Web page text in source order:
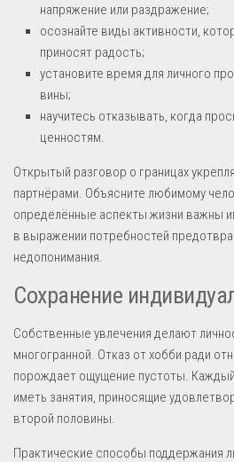
напряжение или раздражение;
осознайте виды активности,
приносят радость;
установите время для личного
вины;
научитесь отказывать, когда
ценностям.
Открытый разговор о границах
партнёрами. Объясните любимому
определённые аспекты жизни важны
в выражении потребностей
недопонимания.
Сохранение
Собственные увлечения делают
многогранной. Отказ от хобби ради
порождает ощущение пустоты.
иметь занятия, приносящие
второй половины.
Практические способы поддержания